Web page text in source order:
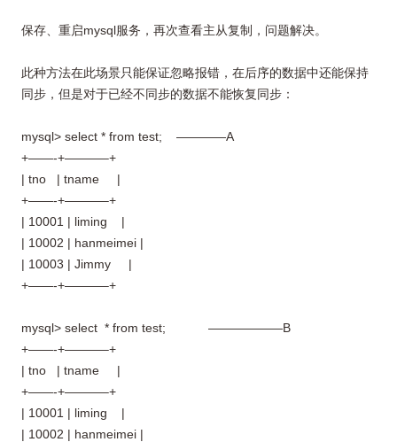
保存、重启mysql服务，再次查看主从复制，问题解决。
此种方法在此场景只能保证忽略报错，在后序的数据中还能保持
同步，但是对于已经不同步的数据不能恢复同步：
mysql> select * from test; ————A
+——-+———–+
| tno | tname |
+——-+———–+
| 10001 | liming |
| 10002 | hanmeimei |
| 10003 | Jimmy |
+——-+———–+
mysql> select * from test; ——————B
+——-+———–+
| tno | tname |
+——-+———–+
| 10001 | liming |
| 10002 | hanmeimei |